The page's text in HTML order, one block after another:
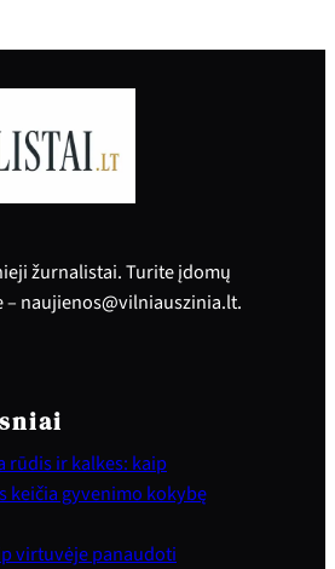
žurnalistai. Turite įdomų
– naujienos@vilniauszinia.lt.
rūdis ir kalkes: kaip
keičia gyvenimo kokybę
virtuvėje panaudoti